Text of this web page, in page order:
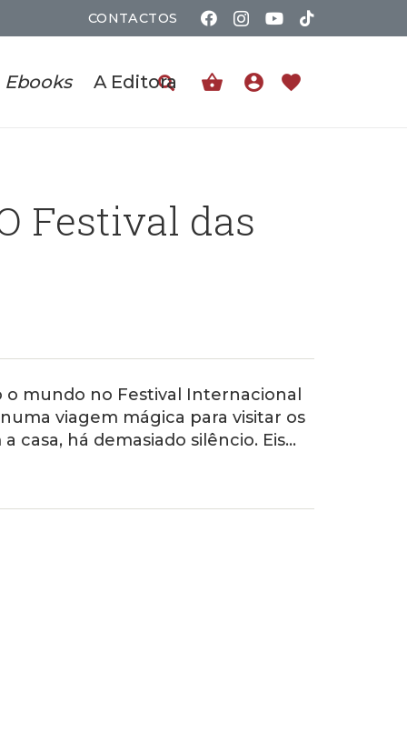
CONTACTOS
Ebooks A Editora shopping_basket account_circle favorite
Festival das
mundo no Festival Internacional
viagem mágica para visitar os
casa, há demasiado silêncio. Eis…